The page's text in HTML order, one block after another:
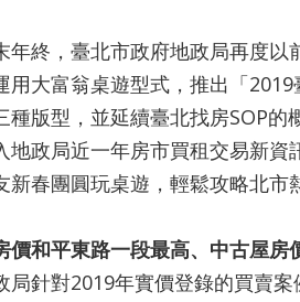
，臺北市政府地政局再度以前
用大富翁桌遊型式，推出「
種版型，並延續臺北找房SOP的
地政局近一年房市買租交易新
新春團圓玩桌遊，輕鬆攻略北市
價和平東路一段最高、中古屋房
對2019年實價登錄的買賣案